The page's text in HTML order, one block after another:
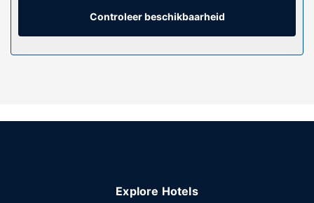
toiletartikelen en haardrogers.
Algemene voorziening
Loop vooral de recreatieve voorzieningen zoals een
Controleer beschikbaarheid
Explore Hotels